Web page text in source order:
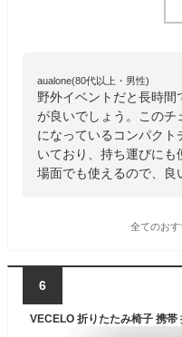
aualone(80代以上・男性)
野外イベントだと長時
が良いでしょう。このチ
になっているコンパク
いており、持ち運びに
場面でも使えるので、良
全てのおす
6